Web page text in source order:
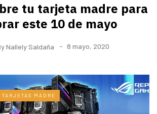
tu tarjeta madre para
este 10 de mayo
Nallely Saldaña 8 mayo, 2020
TARJETAS MADRE